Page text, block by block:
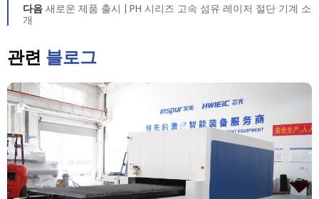
다음 새로운 제품 출시 | PH 시리즈 고속 섬유 레이저 절단 기계 소
개
관련 블로그